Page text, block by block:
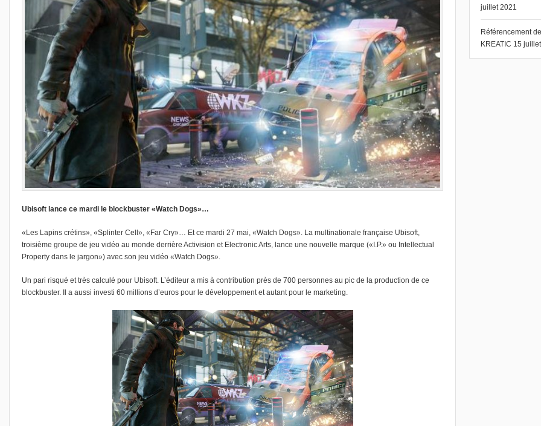
juillet 2021
Référencement
KREATIC 15
Ubisoft lance ce mardi le blockbuster «Watch Dogs»…
«Les Lapins crétins», «Splinter Cell», «Far Cry»… Et ce mardi 27 mai, «Watch Dogs». La multinationale française Ubisoft,
troisième groupe de jeu vidéo au monde derrière Activision et Electronic Arts, lance une nouvelle marque («I.P.» ou Intellectual
Property dans le jargon») avec son jeu vidéo «Watch Dogs».
Un pari risqué et très calculé pour Ubisoft. L’éditeur a mis à contribution près de 700 personnes au pic de la production de ce
blockbuster. Il a aussi investi 60 millions d’euros pour le développement et autant pour le marketing.